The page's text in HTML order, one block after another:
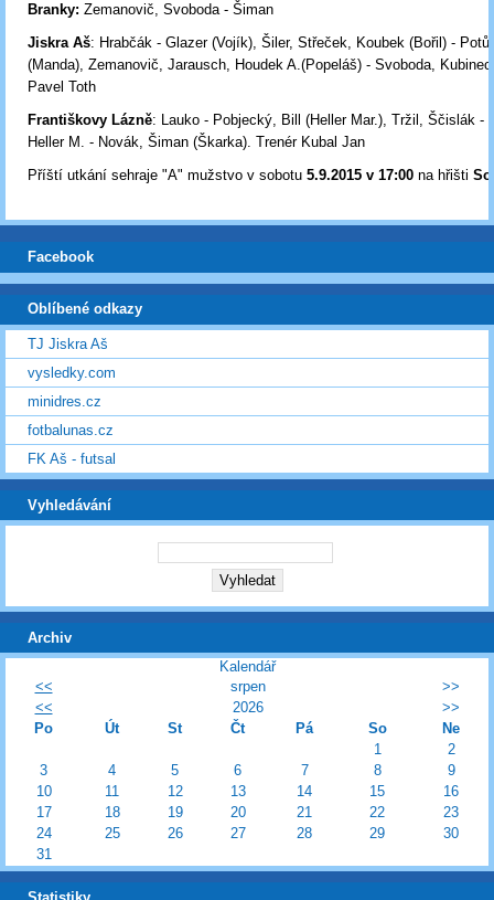
Branky: Zemanovič, Svoboda - Šiman
Jiskra Aš: Hrabčák - Glazer (Vojík), Šiler, Střeček, Koubek (Bořil) -
(Manda), Zemanovič, Jarausch, Houdek A.(Popeláš) - Svoboda,
Pavel Toth
Františkovy Lázně: Lauko - Pobjecký, Bill (Heller Mar.), Tržil, Ščislák -
Heller M. - Novák, Šiman (Škarka). Trenér Kubal Jan
Příští utkání sehraje "A" mužstvo v sobotu 5.9.2015 v 17:00 na hřišti
Facebook
Oblíbené odkazy
TJ Jiskra Aš
vysledky.com
minidres.cz
fotbalunas.cz
FK Aš - futsal
Vyhledávání
Archiv
Kalendář
<<
srpen
>>
<<
2026
>>
Po
Út St Čt Pá So
Ne
1
2
3
4 5 6 7 8
9
10
11 12 13 14 15
16
17
18 19 20 21 22
23
24
25 26 27 28 29
30
31